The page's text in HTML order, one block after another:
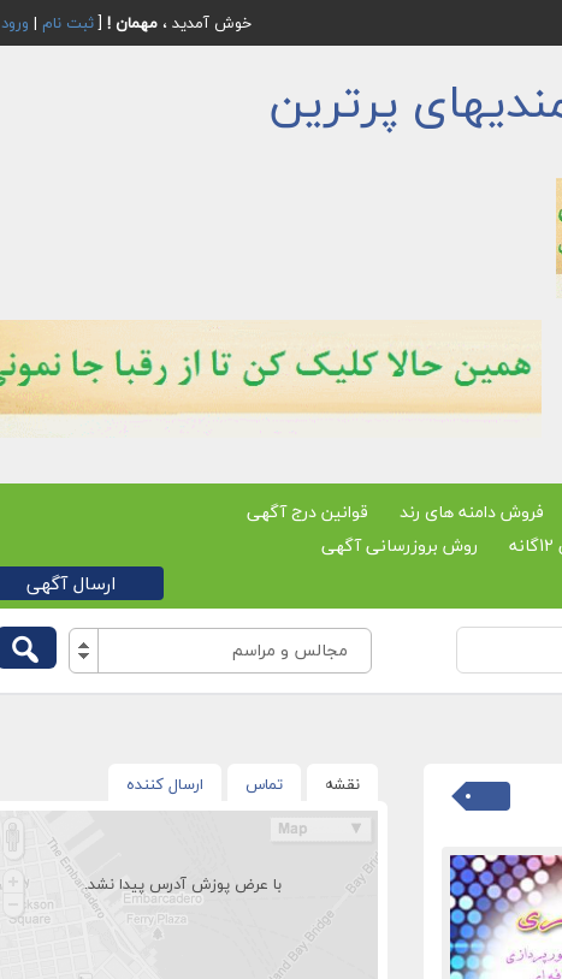
خوش آمدید ، مهمان ! [ثبت نام | ورود
پرترین
فروش دامنه های رند
قوانین درج آگهی
روش بروزرسانی آگهی
ارسال آگهی
مجالس و مراسم
نقشه تماس ارسال کننده
با عرض پوزش آدرس پیدا نشد.